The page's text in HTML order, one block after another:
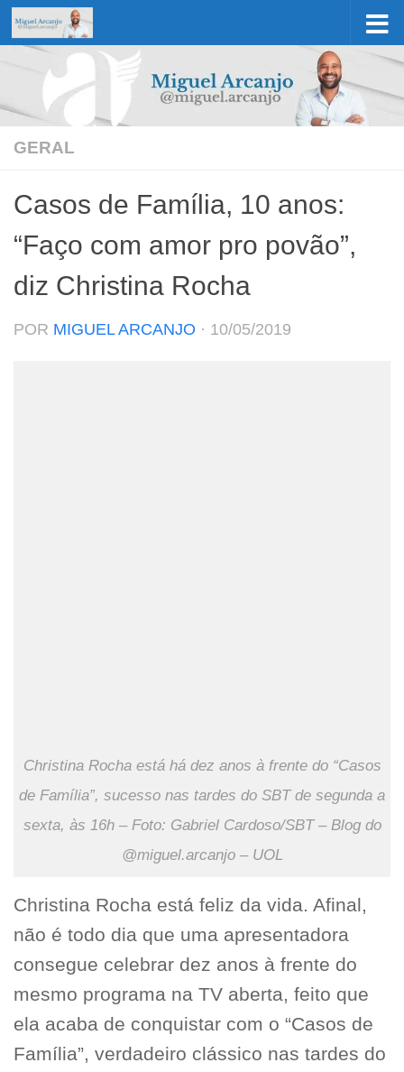
Skip to content
GERAL
Casos de Família, 10 anos:
“Faço com amor pro povão”,
diz Christina Rocha
POR MIGUEL ARCANJO · 10/05/2019
Christina Rocha está há dez anos à frente do “Casos
de Família”, sucesso nas tardes do SBT de segunda a
sexta, às 16h – Foto: Gabriel Cardoso/SBT – Blog do
@miguel.arcanjo – UOL
Christina Rocha está feliz da vida. Afinal,
não é todo dia que uma apresentadora
consegue celebrar dez anos à frente do
mesmo programa na TV aberta, feito que
ela acaba de conquistar com o “Casos de
Família”, verdadeiro clássico nas tardes do